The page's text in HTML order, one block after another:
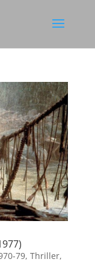
79, Thriller,